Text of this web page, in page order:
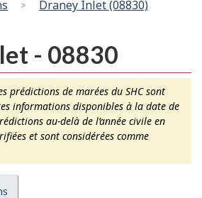
Draney Inlet (08830)
- 08830
prédictions de marées du SHC sont
informations disponibles à la date de
au-delà de l’année civile en
et sont considérées comme